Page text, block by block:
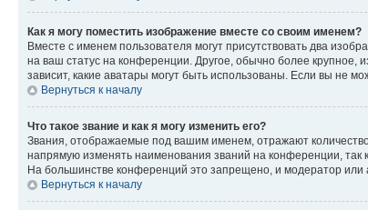
Как я могу поместить изображение вместе со своим именем?
Вместе с именем пользователя могут присутствовать два
на ваш статус на конференции. Другое, обычно более крупное,
зависит, какие аватары могут быть использованы. Если вы не
Вернуться к началу
Что такое звание и как я могу изменить его?
Звания, отображаемые под вашим именем, отражают
напрямую изменять наименования званий на конференции,
На большинстве конференций это запрещено, и модератор
Вернуться к началу